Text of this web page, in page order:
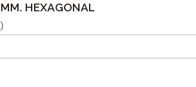
HEXAGONAL